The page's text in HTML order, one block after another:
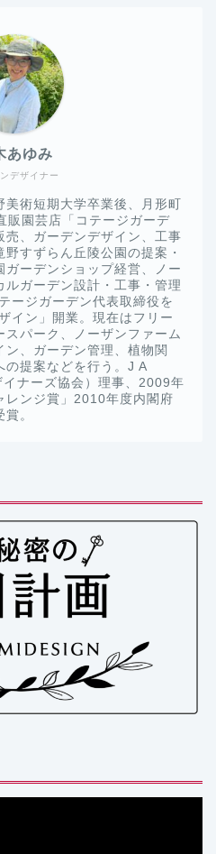
デザイナー
あゆみ
術短期大学卒業後、月形町
販園芸店「コテージガーデ
売、ガーデンデザイン、工事
すずらん丘陵公園の提案・
ーデンショップ経営、ノー
ガーデン設計・工事・管理
ージガーデン代表取締役を
イン」開業。現在はフリー
スパーク、ノーザンファーム
、ガーデン管理、植物関
の提案などを行う。J A
ナーズ協会）理事、2009年
レンジ賞」2010年度内閣府
。